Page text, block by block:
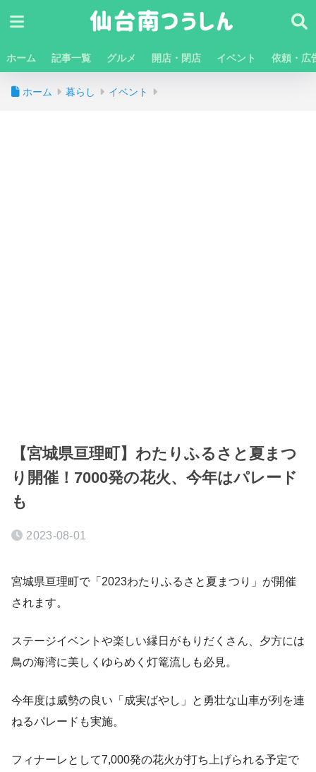
ホーム 記事一覧 グルメ 開店・閉店 イベント 依頼・広
ホーム 暮らし イベント
【宮城県亘理町】わたりふるさと夏まつ
り開催！7000発の花火、今年はパレード
も
2023-08-01
宮城県亘理町で「2023わたりふるさと夏まつり」が開催
されます。
ステージイベントや楽しい縁日がもりだくさん、夕方には
鳥の海湾に美しくゆらめく灯篭流しも必見。
今年度は威勢の良い「成実ばやし」と勇壮な山車が列を連
ねるパレードも実施。
フィナーレとして7,000発の花火が打ち上げられる予定で